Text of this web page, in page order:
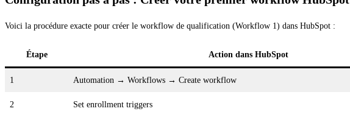
Voici la procédure exacte pour créer le workflow de qualification (Workflow 1) dans HubSpot :
Étape Action dans HubSpot
1 Automation → Workflows → Create workflow
2 Set enrollment triggers